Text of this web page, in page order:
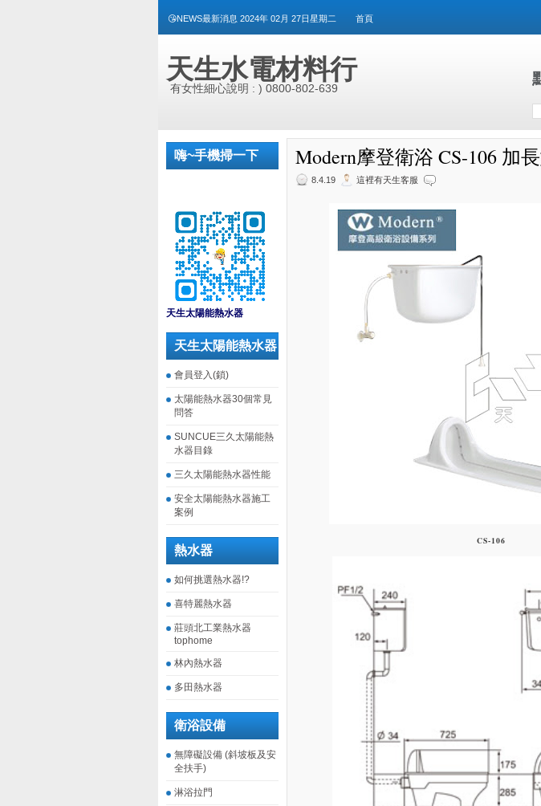
😘NEWS最新消息 2024年 02月 27日星期二 首頁
天生水電材料行
有女性細心說明 : ) 0800-802-639
嗨~手機掃一下
天生太陽能熱水器
天生太陽能熱水器
會員登入(鎖)
太陽能熱水器30個常見
問答
SUNCUE三久太陽能熱
水器目錄
三久太陽能熱水器性能
安全太陽能熱水器施工
案例
熱水器
如何挑選熱水器!?
喜特麗熱水器
莊頭北工業熱水器
tophome
林內熱水器
多田熱水器
衛浴設備
無障礙設備 (斜坡板及安
全扶手)
淋浴拉門
Modern摩登衛浴 CS-106 加
8.4.19 這裡有天生客服
CS-106